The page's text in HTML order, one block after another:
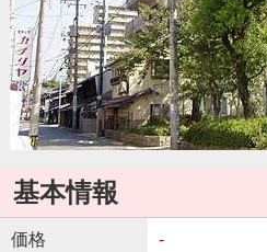
基本情報
価格 -